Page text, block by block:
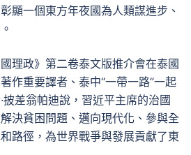
顯一個東方年夜國為人類謀進步、
理政》第二卷泰文版推介會在泰國
作重要譯者、泰中“一帶一路”一起
披差翁帕迪說，習近平主席的治國
決貧困問題、邁向現代化、參與全
路徑，為世界戰爭與發展貢獻了東